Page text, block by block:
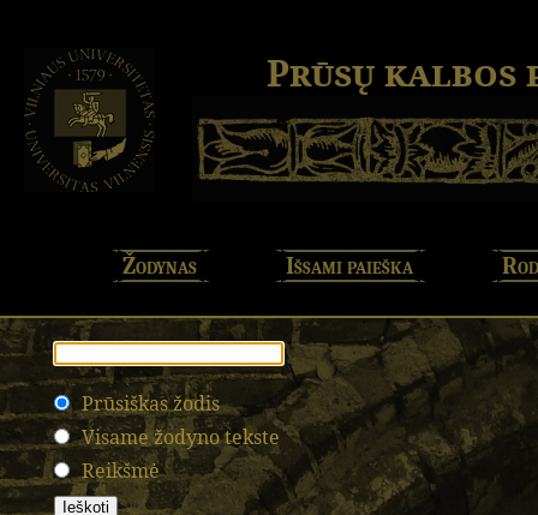
Prūsų kalbos
Žodynas Išsami paieška
Prūsiškas žodis
Visame žodyno tekste
Reikšmė